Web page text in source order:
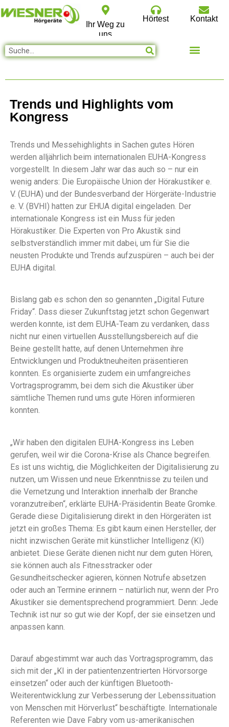
Ihr Weg zu
uns
Hörtest Kontakt
Trends und Highlights vom
Kongress
Trends und Messehighlights in Sachen gutes Hören
werden alljährlich beim internationalen EUHA-Kongress
vorgestellt. In diesem Jahr war das auch so – nur ein
wenig anders: Die Europäische Union der Hörakustiker e.
V. (EUHA) und der Bundesverband der Hörgeräte-Industrie
e. V. (BVHI) hatten zur EHUA digital eingeladen. Der
internationale Kongress ist ein Muss für jeden
Hörakustiker. Die Experten von Pro Akustik sind
selbstverständlich immer mit dabei, um für Sie die
neusten Produkte und Trends aufzuspüren – auch bei der
EUHA digital.
Bislang gab es schon den so genannten „Digital Future
Friday“. Dass dieser Zukunftstag jetzt schon Gegenwart
werden konnte, ist dem EUHA-Team zu verdanken, dass
nicht nur einen virtuellen Ausstellungsbereich auf die
Beine gestellt hatte, auf denen Unternehmen ihre
Entwicklungen und Produktneuheiten präsentieren
konnten. Es organisierte zudem ein umfangreiches
Vortragsprogramm, bei dem sich die Akustiker über
sämtliche Themen rund ums gute Hören informieren
konnten.
„Wir haben den digitalen EUHA-Kongress ins Leben
gerufen, weil wir die Corona-Krise als Chance begreifen.
Es ist uns wichtig, die Möglichkeiten der Digitalisierung zu
nutzen, um Wissen und neue Erkenntnisse zu teilen und
die Vernetzung und Interaktion innerhalb der Branche
voranzutreiben“, erklärte EUHA-Präsidentin Beate Gromke.
Gerade diese Digitalisierung direkt in den Hörgeräten ist
jetzt ein großes Thema: Es gibt kaum einen Hersteller, der
nicht inzwischen Geräte mit künstlicher Intelligenz (KI)
anbietet. Diese Geräte dienen nicht nur dem guten Hören,
sie können auch als Fitnesstracker oder
Gesundheitschecker agieren, können Notrufe absetzen
oder auch an Termine erinnern – natürlich nur, wenn der Pro
Akustiker sie dementsprechend programmiert. Denn: Jede
Technik ist nur so gut wie der Kopf, der sie einsetzen und
anpassen kann.
Darauf abgestimmt war auch das Vortragsprogramm, das
sich mit der „KI in der patientenzentrierten Hörvorsorge
einsetzen“ oder auch der künftigen Bluetooth-
Weiterentwicklung zur Verbesserung der Lebenssituation
von Menschen mit Hörverlust“ beschäftigte. Internationale
Referenten wie Dave Fabry vom us-amerikanischen